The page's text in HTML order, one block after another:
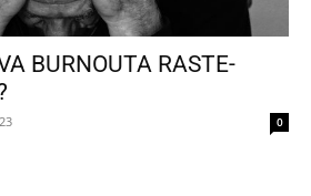
BURNOUTA RASTE-
0